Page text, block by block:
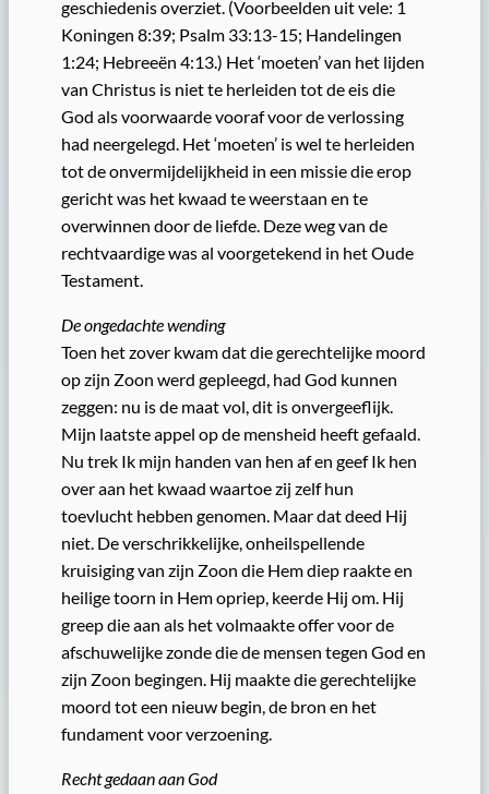
geschiedenis overziet. (Voorbeelden uit vele: 1
Koningen 8:39; Psalm 33:13-15; Handelingen
1:24; Hebreeën 4:13.) Het ‘moeten’ van het lijden
van Christus is niet te herleiden tot de eis die
God als voorwaarde vooraf voor de verlossing
had neergelegd. Het ‘moeten’ is wel te herleiden
tot de onvermijdelijkheid in een missie die erop
gericht was het kwaad te weerstaan en te
overwinnen door de liefde. Deze weg van de
rechtvaardige was al voorgetekend in het Oude
Testament.
De ongedachte wending
Toen het zover kwam dat die gerechtelijke moord
op zijn Zoon werd gepleegd, had God kunnen
zeggen: nu is de maat vol, dit is onvergeeflijk.
Mijn laatste appel op de mensheid heeft gefaald.
Nu trek Ik mijn handen van hen af en geef Ik hen
over aan het kwaad waartoe zij zelf hun
toevlucht hebben genomen. Maar dat deed Hij
niet. De verschrikkelijke, onheilspellende
kruisiging van zijn Zoon die Hem diep raakte en
heilige toorn in Hem opriep, keerde Hij om. Hij
greep die aan als het volmaakte offer voor de
afschuwelijke zonde die de mensen tegen God en
zijn Zoon begingen. Hij maakte die gerechtelijke
moord tot een nieuw begin, de bron en het
fundament voor verzoening.
Recht gedaan aan God